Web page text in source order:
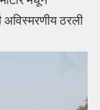
अविस्मरणीय ठरली